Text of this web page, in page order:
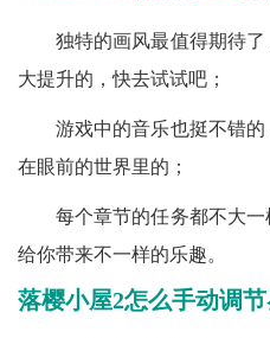
独特的画风最值得期待
大提升的，快去试试吧；
游戏中的音乐也挺不错
在眼前的世界里的；
每个章节的任务都不大
给你带来不一样的乐趣。
落樱小屋2怎么手动调